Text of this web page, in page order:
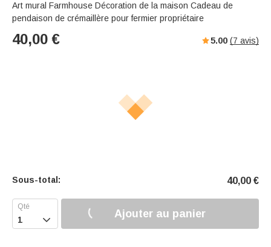
Art mural Farmhouse Décoration de la maison Cadeau de
pendaison de crémaillère pour fermier propriétaire
40,00 € 5.00 (7 avis)
Sous-total: 40,00 €
 Ajouter au panier